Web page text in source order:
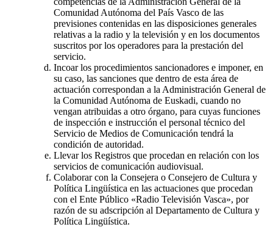
Comunidad Autónoma del País Vasco de las
previsiones contenidas en las disposiciones generales
relativas a la radio y la televisión y en los documentos
suscritos por los operadores para la prestación del
servicio.
Incoar los procedimientos sancionadores e imponer, en
su caso, las sanciones que dentro de esta área de
actuación correspondan a la Administración General de
la Comunidad Autónoma de Euskadi, cuando no
vengan atribuidas a otro órgano, para cuyas funciones
de inspección e instrucción el personal técnico del
Servicio de Medios de Comunicación tendrá la
condición de autoridad.
Llevar los Registros que procedan en relación con los
servicios de comunicación audiovisual.
Colaborar con la Consejera o Consejero de Cultura y
Política Lingüística en las actuaciones que procedan
con el Ente Público «Radio Televisión Vasca», por
razón de su adscripción al Departamento de Cultura y
Política Lingüística.